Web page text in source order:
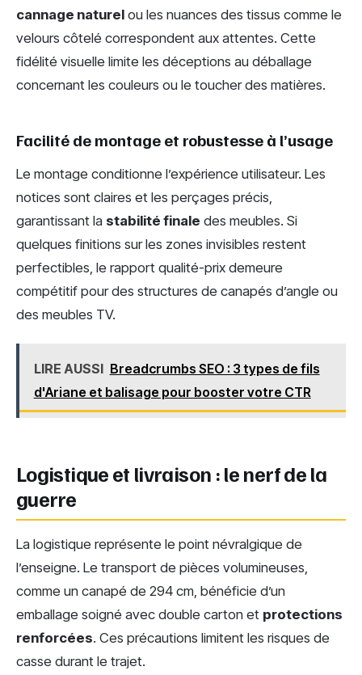
cannage naturel ou les nuances des tissus comme le
velours côtelé correspondent aux attentes. Cette
fidélité visuelle limite les déceptions au déballage
concernant les couleurs ou le toucher des matières.
Facilité de montage et robustesse à l’usage
Le montage conditionne l’expérience utilisateur. Les
notices sont claires et les perçages précis,
garantissant la stabilité finale des meubles. Si
quelques finitions sur les zones invisibles restent
perfectibles, le rapport qualité-prix demeure
compétitif pour des structures de canapés d’angle ou
des meubles TV.
LIRE AUSSI Breadcrumbs SEO : 3 types de fils
d'Ariane et balisage pour booster votre CTR
Logistique et livraison : le nerf de la
guerre
La logistique représente le point névralgique de
l’enseigne. Le transport de pièces volumineuses,
comme un canapé de 294 cm, bénéficie d’un
emballage soigné avec double carton et protections
renforcées. Ces précautions limitent les risques de
casse durant le trajet.